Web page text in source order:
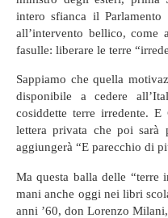
intero sfianca il
all’intervento bellico, come
fasulle: liberare le terre
Sappiamo che quella
disponibile a cedere
cosiddette terre irredente.
lettera privata che poi sarà
aggiungerà “E parecchio di
Ma questa balla delle “terre
mani anche oggi nei libri
anni ’60, don Lorenzo